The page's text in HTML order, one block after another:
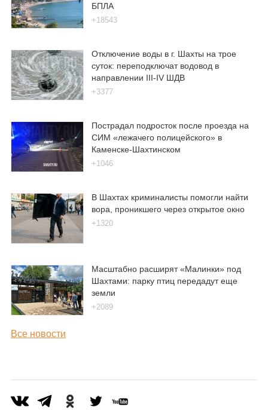
БПЛА
+18543
Отключение воды в г. Шахты на трое
суток: переподключат водовод в
направлении III-IV ШДВ
+3377
Пострадал подросток после проезда на
СИМ «лежачего полицейского» в
Каменске-Шахтинском
+1046
В Шахтах криминалисты помогли найти
вора, проникшего через открытое окно
+1320
Масштабно расширят «Малинки» под
Шахтами: парку птиц передадут еще
земли
+2089
Все новости